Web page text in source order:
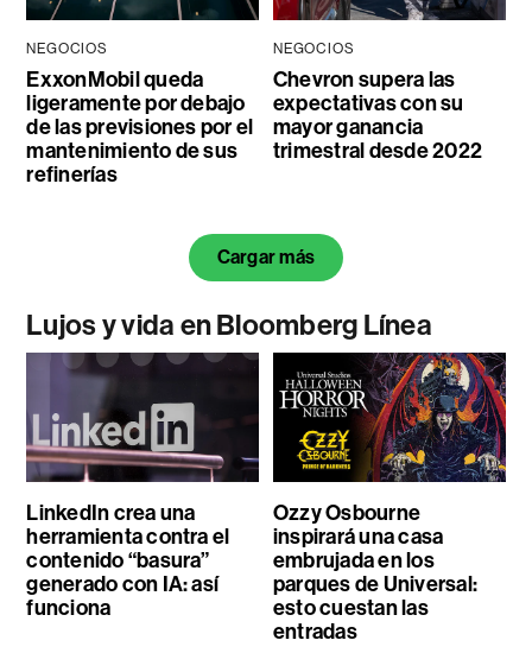
NEGOCIOS
ExxonMobil queda
ligeramente por debajo
de las previsiones por el
mantenimiento de sus
refinerías
NEGOCIOS
Chevron supera las
expectativas con su
mayor ganancia
trimestral desde 2022
Cargar más
Lujos y vida en Bloomberg Línea
LinkedIn crea una
herramienta contra el
contenido “basura”
generado con IA: así
funciona
Ozzy Osbourne
inspirará una casa
embrujada en los
parques de Universal:
esto cuestan las
entradas